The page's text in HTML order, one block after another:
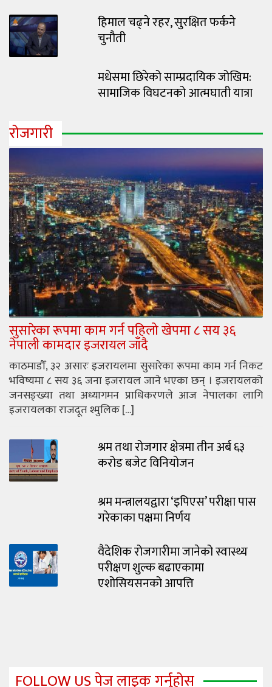
हिमाल चढ्ने रहर, सुरक्षित फर्कने
चुनौती
मधेसमा छिरेको साम्प्रदायिक जोखिम:
सामाजिक विघटनको आत्मघाती यात्रा
रोजगारी
सुसारेका रूपमा काम गर्न पहिलो खेपमा ८ सय ३६
नेपाली कामदार इजरायल जाँदै
काठमाडौँ, ३२ असारः इजरायलमा सुसारेका रूपमा काम गर्न निकट
भविष्यमा ८ सय ३६ जना इजरायल जाने भएका छन् । इजरायलको
जनसङ्ख्या तथा अध्यागमन प्राधिकरणले आज नेपालका लागि
इजरायलका राजदूत श्मुलिक […]
श्रम तथा रोजगार क्षेत्रमा तीन अर्ब ६३
करोड बजेट विनियोजन
श्रम मन्त्रालयद्वारा ‘इपिएस’ परीक्षा पास
गरेकाका पक्षमा निर्णय
वैदेशिक रोजगारीमा जानेको स्वास्थ्य
परीक्षण शुल्क बढाएकामा
एशोसियसनको आपत्ति
FOLLOW US पेज लाइक गर्नुहोस